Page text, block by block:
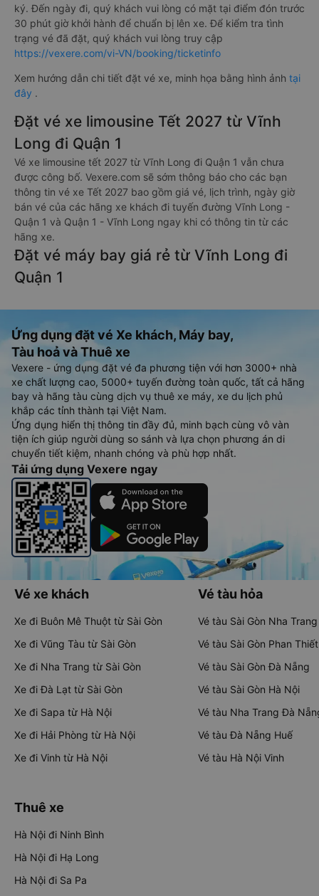
ký. Đến ngày đi, quý khách vui lòng có mặt tại điểm đón trước
30 phút giờ khởi hành để chuẩn bị lên xe. Để kiểm tra tình
trạng vé đã đặt, quý khách vui lòng truy cập
https://vexere.com/vi-VN/booking/ticketinfo
Xem hướng dẫn chi tiết đặt vé xe, minh họa bằng hình ảnh tại
đây .
Đặt vé xe limousine Tết 2027 từ Vĩnh
Long đi Quận 1
Vé xe limousine tết 2027 từ Vĩnh Long đi Quận 1 vẫn chưa
được công bố. Vexere.com sẽ sớm thông báo cho các bạn
thông tin vé xe Tết 2027 bao gồm giá vé, lịch trình, ngày giờ
bán vé của các hãng xe khách đi tuyến đường Vĩnh Long -
Quận 1 và Quận 1 - Vĩnh Long ngay khi có thông tin từ các
hãng xe.
Đặt vé máy bay giá rẻ từ Vĩnh Long đi
Quận 1
Ứng dụng đặt vé Xe khách, Máy bay,
Tàu hoả và Thuê xe
Vexere - ứng dụng đặt vé đa phương tiện với hơn 3000+ nhà
xe chất lượng cao, 5000+ tuyến đường toàn quốc, tất cả hãng
bay và hãng tàu cùng dịch vụ thuê xe máy, xe du lịch phủ
khắp các tỉnh thành tại Việt Nam.
Ứng dụng hiển thị thông tin đầy đủ, minh bạch cùng vô vàn
tiện ích giúp người dùng so sánh và lựa chọn phương án di
chuyển tiết kiệm, nhanh chóng và phù hợp nhất.
Tải ứng dụng Vexere ngay
Vé xe khách
Xe đi Buôn Mê Thuột từ Sài Gòn
Xe đi Vũng Tàu từ Sài Gòn
Xe đi Nha Trang từ Sài Gòn
Xe đi Đà Lạt từ Sài Gòn
Xe đi Sapa từ Hà Nội
Xe đi Hải Phòng từ Hà Nội
Xe đi Vinh từ Hà Nội
Vé tàu hỏa
Vé tàu Sài Gòn Nha Trang
Vé tàu Sài Gòn Phan Thiết
Vé tàu Sài Gòn Đà Nẵng
Vé tàu Sài Gòn Hà Nội
Vé tàu Nha Trang Đà
Vé tàu Đà Nẵng Huế
Vé tàu Hà Nội Vinh
Thuê xe
Hà Nội đi Ninh Bình
Hà Nội đi Hạ Long
Hà Nội đi Sa Pa